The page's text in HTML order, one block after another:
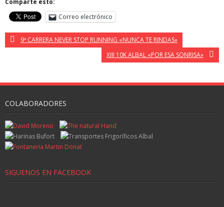
Comparte esto:
Correo electrónico
9ª CARRERA NEVER STOP RUNNING «NUNCA TE RINDAS»
XIII 10K ALBAL «POR ESA SONRISA»
COLABORADORES
SIGUENOS EN FACEBOOK